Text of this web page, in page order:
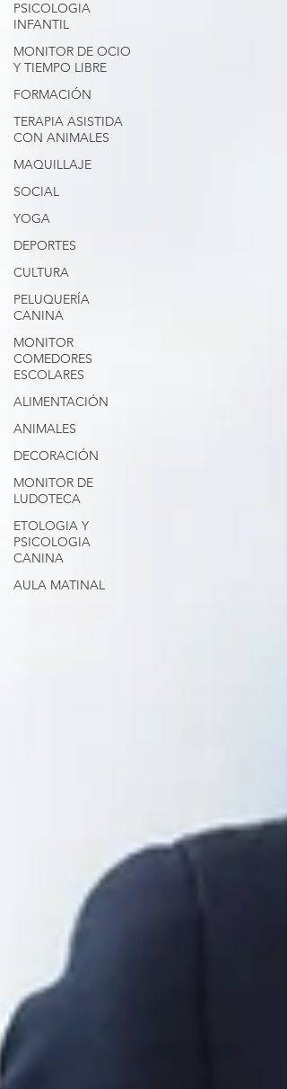
PSICOLOGIA
INFANTIL
MONITOR DE OCIO
Y TIEMPO LIBRE
FORMACIÓN
TERAPIA ASISTIDA
CON ANIMALES
MAQUILLAJE
SOCIAL
YOGA
DEPORTES
CULTURA
PELUQUERÍA
CANINA
MONITOR
COMEDORES
ESCOLARES
ALIMENTACIÓN
ANIMALES
DECORACIÓN
MONITOR DE
LUDOTECA
ETOLOGIA Y
PSICOLOGIA
CANINA
AULA MATINAL